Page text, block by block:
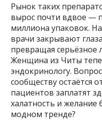
Рынок таких
вырос почти вдвое —
миллиона упаковок.
врачи закрывают
превращая серьёзное
Женщина из Читы
эндокринологу.
сообществу остаётся
пациентов заплатят
халатность и желание
модном тренде?